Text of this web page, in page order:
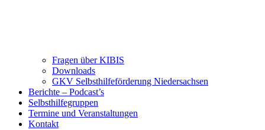
Fragen über KIBIS
Downloads
GKV Selbsthilfeförderung Niedersachsen
Berichte – Podcast’s
Selbsthilfegruppen
Termine und Veranstaltungen
Kontakt